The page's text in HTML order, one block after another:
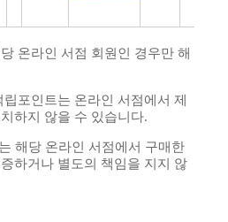
온라인 서점 회원인 경우만 해
포인트는 온라인 서점에서 제
하지 않을 수 있습니다.
해당 온라인 서점에서 구매한
하거나 별도의 책임을 지지 않